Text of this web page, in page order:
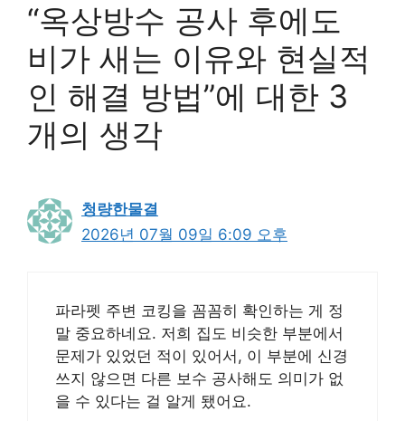
“옥상방수 공사 후에도
비가 새는 이유와 현실적
인 해결 방법”에 대한 3
개의 생각
청량한물결
2026년 07월 09일 6:09 오후
파라펫 주변 코킹을 꼼꼼히 확인하는 게 정
말 중요하네요. 저희 집도 비슷한 부분에서
문제가 있었던 적이 있어서, 이 부분에 신경
쓰지 않으면 다른 보수 공사해도 의미가 없
을 수 있다는 걸 알게 됐어요.